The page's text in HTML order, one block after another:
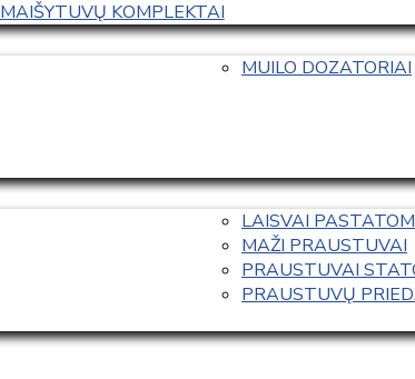
MAIŠYTUVŲ KOMPLEKTAI
MUILO DOZATORIAI
LAISVAI
MAŽI PRAUSTUVAI
PRAUSTUVAI
PRAUSTUVŲ